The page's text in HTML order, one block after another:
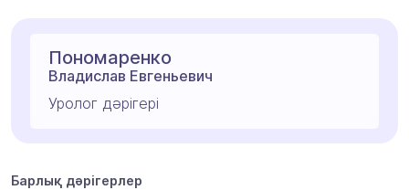
Пономаренко
Владислав Евгеньевич
Уролог дәрігері
Барлық дәрігерлер